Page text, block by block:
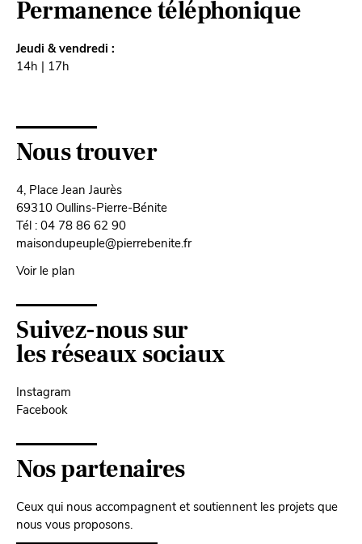
Permanence téléphonique
Jeudi & vendredi :
14h | 17h
Nous trouver
4, Place Jean Jaurès
69310 Oullins-Pierre-Bénite
Tél : 04 78 86 62 90
maisondupeuple@pierrebenite.fr
Voir le plan
Suivez-nous sur
les réseaux sociaux
Instagram
Facebook
Nos partenaires
Ceux qui nous accompagnent et soutiennent les projets que
nous vous proposons.